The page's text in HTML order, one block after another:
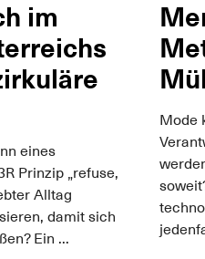
im
eines
Prinzip „refuse,
Alltag
damit sich
Ein ...
Mode